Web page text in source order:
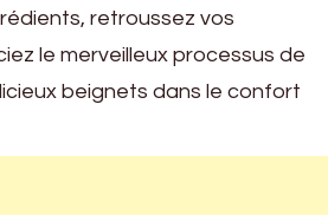
retroussez vos
le merveilleux processus de
beignets dans le confort